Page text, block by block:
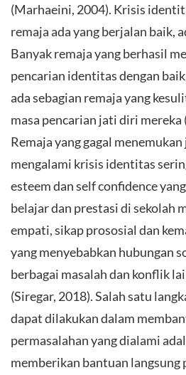
(Marhaeini, 2004). Krisis
remaja ada yang berjalan baik,
Banyak remaja yang berhasil
pencarian identitas dengan
ada sebagian remaja yang
masa pencarian jati diri mereka
Remaja yang gagal
mengalami krisis identitas
esteem dan self confidence
belajar dan prestasi di sekolah
empati, sikap prososial dan
yang menyebabkan hubungan
berbagai masalah dan konflik
(Siregar, 2018). Salah satu
dapat dilakukan dalam
permasalahan yang dialami
memberikan bantuan langsung